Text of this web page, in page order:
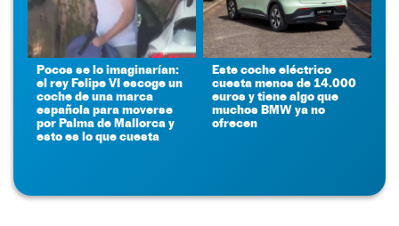
Pocos se lo imaginarían:
el rey Felipe VI escoge un
coche de una marca
española para moverse
por Palma de Mallorca y
esto es lo que cuesta
Este coche eléctrico
cuesta menos de 14.000
euros y tiene algo que
muchos BMW ya no
ofrecen